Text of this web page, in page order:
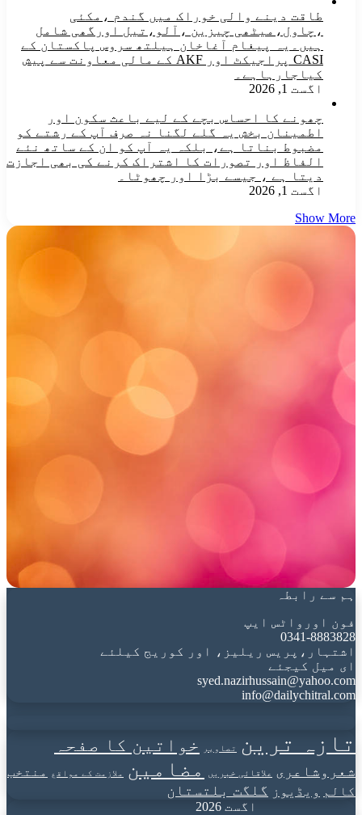
طاقت دینے والی خوراک میں گندم ،مکئی
،چاول،میٹھی چیزین ،آلو،تیل اورگھی شامل
ہیں۔یہ پیغام آغاخان ہیلتھ سروس پاکستان کے
CASI پراجیکٹ اور AKF کے مالی معاونت سے پیش
کیاجارہاہے۔
اگست 1, 2026
چھونے کا احساس بچے کے لیے باعث سکون اور
اطمینان بخش یہ گلے لگنا نہ صرف آپ کے رشتے کو
مضبوط بناتا ہے، بلکہ یہ آپ کو ان کے ساتھ نئے
الفاظ اور تصورات کا اشتراک کرنے کی بھی اجازت
دیتا ہے ، جیسے بڑا اور چھوٹا۔
اگست 1, 2026
Show More
ہم سے رابطہ
فون اورواٹس ایپ
0341-8883828
اشتہار،پریس ریلیز، اور کوریج کیلئے
ای میل کیجئے
syed.nazirhussain@yahoo.com
info@dailychitral.com
تازہ ترین تصاویر خواتین کا صفحہ
شعروشاعری علاقائی خبریں مضامین ملازمت کے مواقع
منتخب
کالم ویڈیوز گلگت بلتستان
اگست 2026